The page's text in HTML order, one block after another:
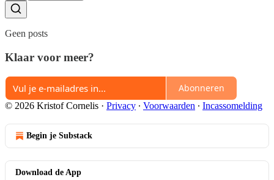
Geen posts
Klaar voor meer?
Abonneren
© 2026 Kristof Cornelis · Privacy ∙ Voorwaarden ∙ Incassomelding
Begin je Substack
Download de App